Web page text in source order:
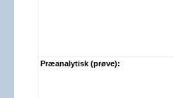
Præanalytisk (prøve):